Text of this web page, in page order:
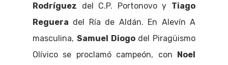
Rodríguez del C.P. Portonovo y Tiago
Reguera del Ría de Aldán. En Alevín A
masculina, Samuel Diogodel Piragüismo
Olívico se proclamó campeón, con Noel